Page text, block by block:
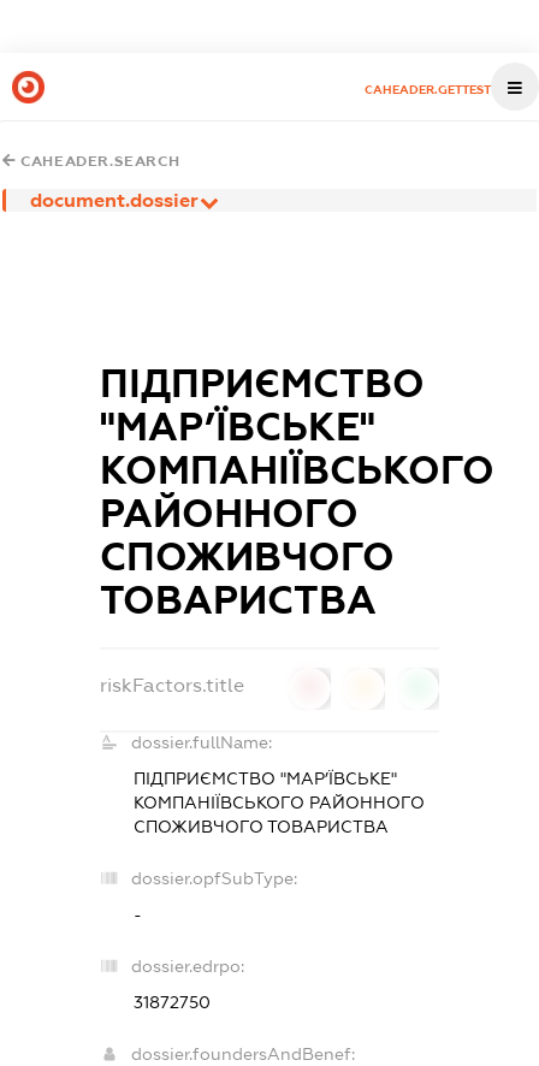
CAHEADER.GETTEST
CAHEADER.SEARCH
document.dossier
ПІДПРИЄМСТВО
"МАР’ЇВСЬКЕ"
КОМПАНІЇВСЬКОГО
РАЙОННОГО
СПОЖИВЧОГО
ТОВАРИСТВА
riskFactors.title
dossier.fullName:
ПІДПРИЄМСТВО "МАР’ЇВСЬКЕ"
КОМПАНІЇВСЬКОГО РАЙОННОГО
СПОЖИВЧОГО ТОВАРИСТВА
dossier.opfSubType:
-
dossier.edrpo:
31872750
dossier.foundersAndBenef: